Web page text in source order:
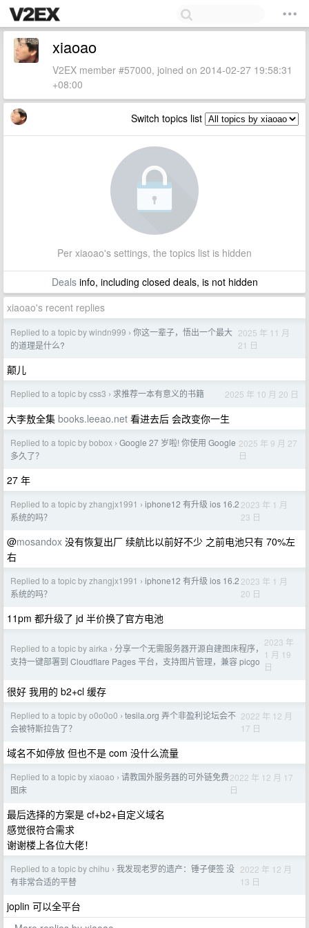
xiaoao
V2EX member #57000, joined on 2014-02-27 19:58:31
+08:00
Switch topics list
Per xiaoao's settings, the topics list is hidden
Dealsinfo, including closed deals, is not hidden
xiaoao's recent replies
Replied to a topic by windn999 › 你这一辈子，悟出一个最大
的道理是什么?
2025 年 11 月
21 日
颠儿
Replied to a topic by css3 › 求推荐一本有意义的书籍 2025 年 10 月 20 日
大李敖全集 books.leeao.net 看进去后 会改变你一生
Replied to a topic by bobox › Google 27 岁啦! 你使用 Google
多久了？
2025 年 9 月 27
日
27 年
Replied to a topic by zhangjx1991 › iphone12 有升级 ios 16.2
系统的吗？
2023 年 1 月
23 日
@mosandox 没有恢复出厂 续航比以前好不少 之前电池只有 70%左
右
Replied to a topic by zhangjx1991 › iphone12 有升级 ios 16.2
系统的吗？
2023 年 1 月
20 日
11pm 都升级了 jd 半价换了官方电池
Replied to a topic by airka › 分享一个无需服务器开源自建图床程序，
支持一键部署到 Cloudflare Pages 平台，支持图片管理，兼容 picgo
2023 年
1 月 19
日
很好 我用的 b2+cl 缓存
Replied to a topic by o0o0o0 › tesila.org 弄个非盈利论坛会不
会被特斯拉告了？
2022 年 12 月
17 日
域名不如停放 但也不是 com 没什么流量
Replied to a topic by xiaoao › 请教国外服务器的可外链免费
图床
2022 年 12 月 17
日
最后选择的方案是 cf+b2+自定义域名
感觉很符合需求
谢谢楼上各位大佬！
Replied to a topic by chihu › 我发现老罗的遗产：锤子便签 没
有非常合适的平替
2022 年 12 月
13 日
joplin 可以全平台